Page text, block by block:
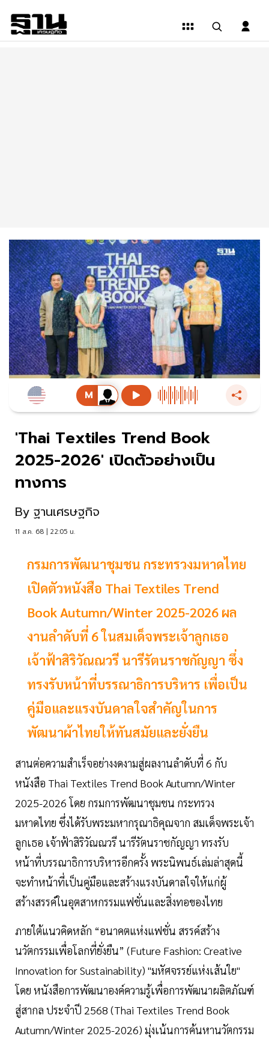
'Thai Textiles Trend Book
2025-2026' เปิดตัวอย่างเป็น
ทางการ
By ฐานเศรษฐกิจ
11 ส.ค. 68 | 22:05 น.
กรมการพัฒนาชุมชน กระทรวงมหาดไทย
เปิดตัวหนังสือ Thai Textiles Trend
Book Autumn/Winter 2025-2026 ผล
งานลำดับที่ 6 ในสมเด็จพระเจ้าลูกเธอ
เจ้าฟ้าสิริวัณณวรี นารีรัตนราชกัญญา ซึ่ง
ทรงรับหน้าที่บรรณาธิการบริหาร เพื่อเป็น
คู่มือและแรงบันดาลใจสำคัญในการ
พัฒนาผ้าไทยให้ทันสมัยและยั่งยืน
สานต่อความสำเร็จอย่างงดงามสู่ผลงานลำดับที่ 6 กับ
หนังสือ Thai Textiles Trend Book Autumn/Winter
2025-2026 โดย กรมการพัฒนาชุมชน กระทรวง
มหาดไทย ซึ่งได้รับพระมหากรุณาธิคุณจาก สมเด็จพระเจ้า
ลูกเธอ เจ้าฟ้าสิริวัณณวรี นารีรัตนราชกัญญา ทรงรับ
หน้าที่บรรณาธิการบริหารอีกครั้ง พระนิพนธ์เล่มล่าสุดนี้
จะทำหน้าที่เป็นคู่มือและสร้างแรงบันดาลใจให้แก่ผู้
สร้างสรรค์ในอุตสาหกรรมแฟชั่นและสิ่งทอของไทย
ภายใต้แนวคิดหลัก “อนาคตแห่งแฟชั่น สรรค์สร้าง
นวัตกรรมเพื่อโลกที่ยั่งยืน” (Future Fashion: Creative
Innovation for Sustainability) "มหัศจรรย์แห่งเส้นใย"
โดย หนังสือการพัฒนาองค์ความรู้เพื่อการพัฒนาผลิตภัณฑ์
สู่สากล ประจำปี 2568 (Thai Textiles Trend Book
Autumn/Winter 2025-2026) มุ่งเน้นการค้นหานวัตกรรม